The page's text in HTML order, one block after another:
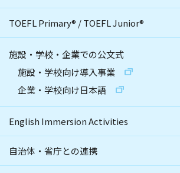
TOEFL Primary® /TOEFL Junior®
施設・学校・企業での公文式
施設・学校向け導入事業
企業・学校向け日本語
English Immersion Activities
自治体・省庁との連携